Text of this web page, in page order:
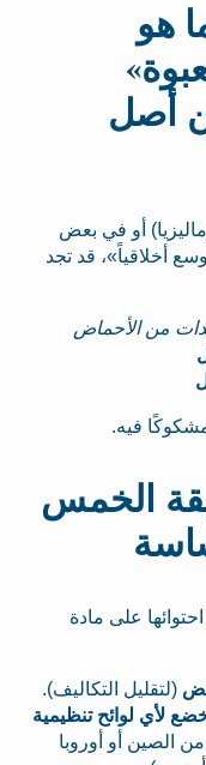
ما هو
أصل
أو في بعض
أخلاقياً»، قد تجد
من الأحماض
مشكوكًا فيه.
4: «طريقة الخمس
على مادة
(لتقليل التكاليف).
لأي لوائح تنظيمية
الصين أو أوروبا